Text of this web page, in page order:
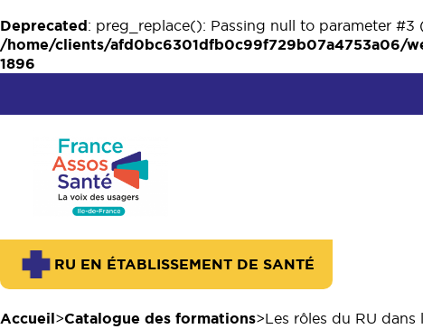
Deprecated: preg_replace(): Passing null to parameter
/home/clients/afd0bc6301dfb0c99f729b07a4753a06/
1896
RU EN ÉTABLISSEMENT DE SANTÉ
Accueil Catalogue des formations Les rôles du RU